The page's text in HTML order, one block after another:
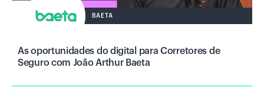
BAETA
As oportunidades do digital para Corretores de
Seguro com João Arthur Baeta